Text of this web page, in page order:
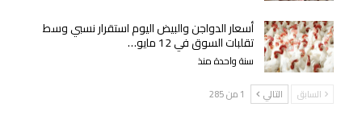
أسعار الدواجن والبيض اليوم استقرار نسبي وسط
تقلبات السوق في 12 مايو…
سنة واحدة منذ
السابق التالي 1 من 285